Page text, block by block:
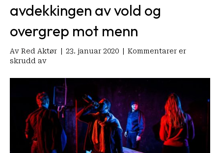
avdekkingen av vold og
overgrep mot menn
Av Red Aktør 23. januar 2020
Kommentarer er
skrudd avfor
«Mann.
Jeg?»
vises
på
utdanningsinstitusjoner:
—
Kan
øke